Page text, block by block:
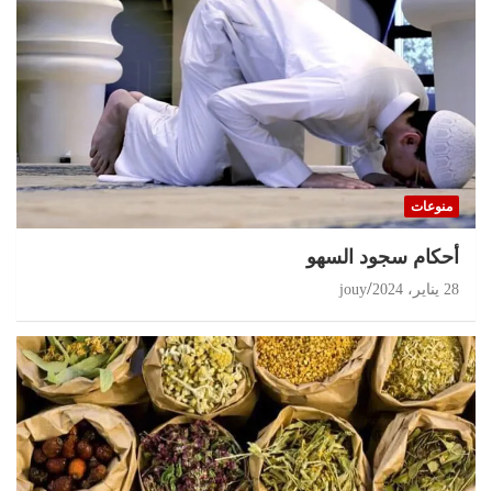
منوعات
أحكام سجود السهو
28 يناير، 2024 jouy